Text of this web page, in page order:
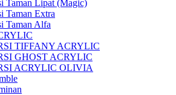
Taman Lipat (Magic)
Taman Extra
Taman Alfa
TIFFANY ACRYLIC
GHOST ACRYLIC
ACRYLIC OLIVIA